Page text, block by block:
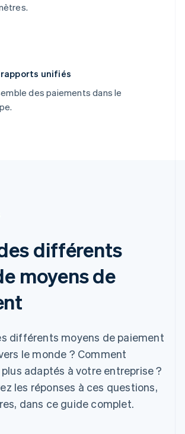
unifiés
des paiements dans le
différents
moyens de
différents moyens de paiement
le monde ? Comment
adaptés à votre entreprise ?
les réponses à ces questions,
dans ce guide complet.